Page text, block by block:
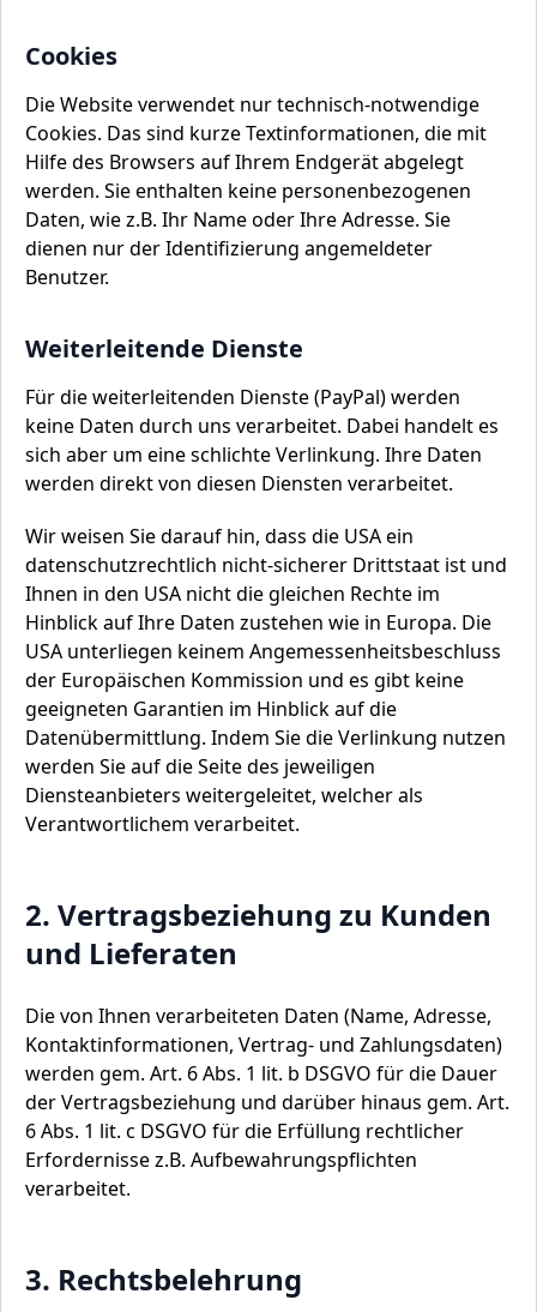
Cookies
Die Website verwendet nur technisch-notwendige
Cookies. Das sind kurze Textinformationen, die mit
Hilfe des Browsers auf Ihrem Endgerät abgelegt
werden. Sie enthalten keine personenbezogenen
Daten, wie z.B. Ihr Name oder Ihre Adresse. Sie
dienen nur der Identifizierung angemeldeter
Benutzer.
Weiterleitende Dienste
Für die weiterleitenden Dienste (PayPal) werden
keine Daten durch uns verarbeitet. Dabei handelt es
sich aber um eine schlichte Verlinkung. Ihre Daten
werden direkt von diesen Diensten verarbeitet.
Wir weisen Sie darauf hin, dass die USA ein
datenschutzrechtlich nicht-sicherer Drittstaat ist und
Ihnen in den USA nicht die gleichen Rechte im
Hinblick auf Ihre Daten zustehen wie in Europa. Die
USA unterliegen keinem Angemessenheitsbeschluss
der Europäischen Kommission und es gibt keine
geeigneten Garantien im Hinblick auf die
Datenübermittlung. Indem Sie die Verlinkung nutzen
werden Sie auf die Seite des jeweiligen
Diensteanbieters weitergeleitet, welcher als
Verantwortlichem verarbeitet.
2. Vertragsbeziehung zu Kunden
und Lieferaten
Die von Ihnen verarbeiteten Daten (Name, Adresse,
Kontaktinformationen, Vertrag- und Zahlungsdaten)
werden gem. Art. 6 Abs. 1 lit. b DSGVO für die Dauer
der Vertragsbeziehung und darüber hinaus gem. Art.
6 Abs. 1 lit. c DSGVO für die Erfüllung rechtlicher
Erfordernisse z.B. Aufbewahrungspflichten
verarbeitet.
3. Rechtsbelehrung